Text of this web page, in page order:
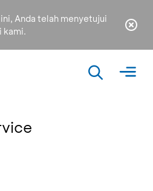
Anda telah menyetujui
kami.